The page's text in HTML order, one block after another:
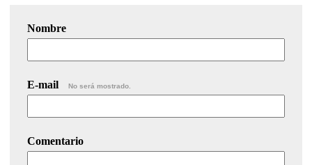
Nombre
E-mail No será mostrado.
Comentario